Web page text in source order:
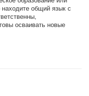
общий язык с
осваивать новые